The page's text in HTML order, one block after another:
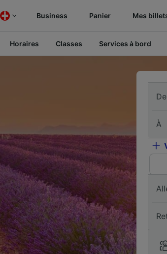
Business Panier Mes
Horaires Classes Services à bord
De
À